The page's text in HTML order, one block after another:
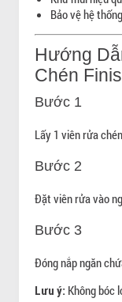
Bảo vệ hệ
Hướng
Chén
Bước 1
Lấy 1 viên rửa
Bước 2
Đặt viên rửa vào
Bước 3
Đóng nắp ngăn
Lưu ý: Không bóc